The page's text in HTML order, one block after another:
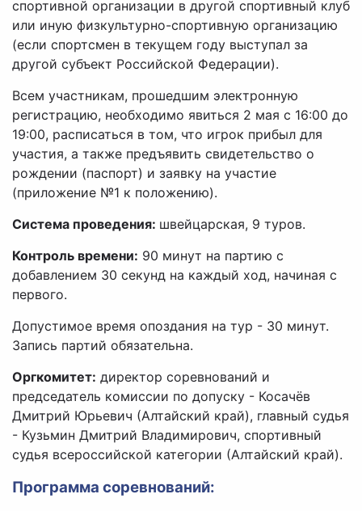
спортивной организации в другой спортивный клуб
или иную физкультурно-спортивную организацию
(если спортсмен в текущем году выступал за
другой субъект Российской Федерации).
Всем участникам, прошедшим электронную
регистрацию, необходимо явиться 2 мая с 16:00 до
19:00, расписаться в том, что игрок прибыл для
участия, а также предъявить свидетельство о
рождении (паспорт) и заявку на участие
(приложение №1 к положению).
Система проведения: швейцарская, 9 туров.
Контроль времени: 90 минут на партию с
добавлением 30 секунд на каждый ход, начиная с
первого.
Допустимое время опоздания на тур - 30 минут.
Запись партий обязательна.
Оргкомитет: директор соревнований и
председатель комиссии по допуску - Косачёв
Дмитрий Юрьевич (Алтайский край), главный судья
- Кузьмин Дмитрий Владимирович, спортивный
судья всероссийской категории (Алтайский край).
Программа соревнований: